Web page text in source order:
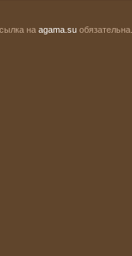
на agama.su обязательна.